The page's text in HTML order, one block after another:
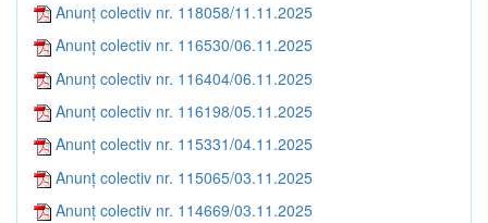
Anunț colectiv nr. 118058/11.11.2025
Anunț colectiv nr. 116530/06.11.2025
Anunț colectiv nr. 116404/06.11.2025
Anunț colectiv nr. 116198/05.11.2025
Anunț colectiv nr. 115331/04.11.2025
Anunț colectiv nr. 115065/03.11.2025
Anunț colectiv nr. 114669/03.11.2025